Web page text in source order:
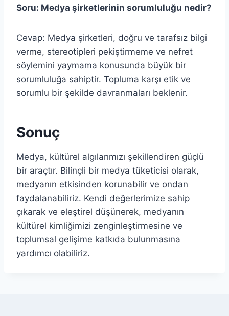
Soru: Medya şirketlerinin sorumluluğu nedir?
Cevap: Medya şirketleri, doğru ve tarafsız bilgi
verme, stereotipleri pekiştirmeme ve nefret
söylemini yaymama konusunda büyük bir
sorumluluğa sahiptir. Topluma karşı etik ve
sorumlu bir şekilde davranmaları beklenir.
Sonuç
Medya, kültürel algılarımızı şekillendiren güçlü
bir araçtır. Bilinçli bir medya tüketicisi olarak,
medyanın etkisinden korunabilir ve ondan
faydalanabiliriz. Kendi değerlerimize sahip
çıkarak ve eleştirel düşünerek, medyanın
kültürel kimliğimizi zenginleştirmesine ve
toplumsal gelişime katkıda bulunmasına
yardımcı olabiliriz.